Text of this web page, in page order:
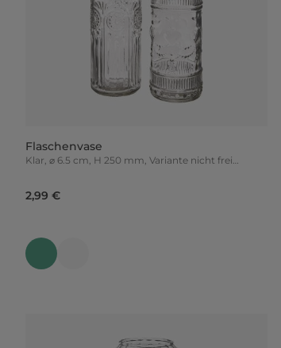
Flaschenvase
Klar, ⌀ 6.5 cm, H 250 mm, Variante nicht frei
2,99 €